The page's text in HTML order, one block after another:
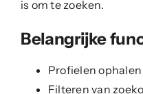
is om te zoeken.
Belangrijke
Profielen
Filteren van